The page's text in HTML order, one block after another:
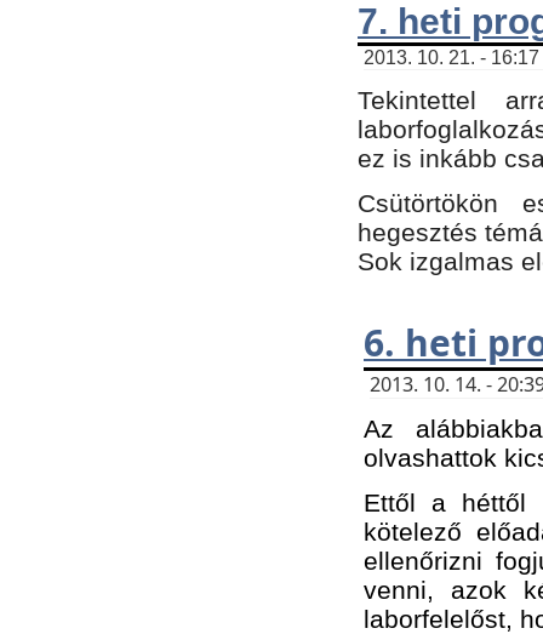
7. heti
2013. 10. 21. -
Tekintettel
ez is inkább
Csütörtökön
hegesztés
Sok izgalmas
6. heti
2013. 10. 14. -
Az
olvashattok
Ettől a héttől
kötelező
ellenőrizni
venni, azok
laborfelelőst,